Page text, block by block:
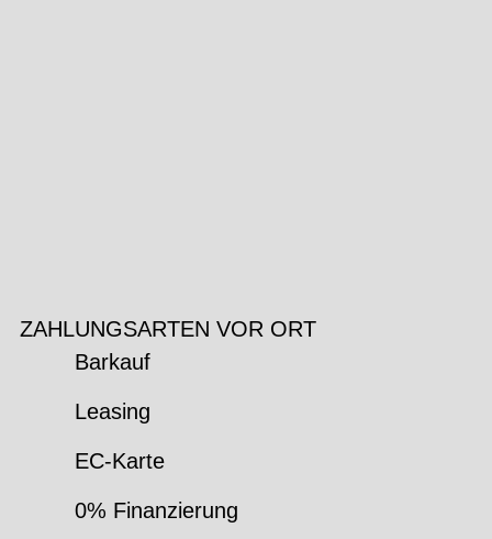
ZAHLUNGSARTEN VOR ORT
Barkauf
Leasing
EC-Karte
0% Finanzierung